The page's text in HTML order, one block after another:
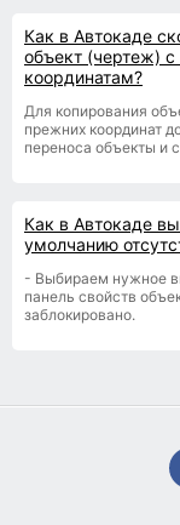
Как в Автокаде
объект (чертеж)
координатам?
Для копирования
прежних координат
переноса объекты и
Как в Автокаде
умолчанию
- Выбираем нужное
панель свойств
заблокировано.